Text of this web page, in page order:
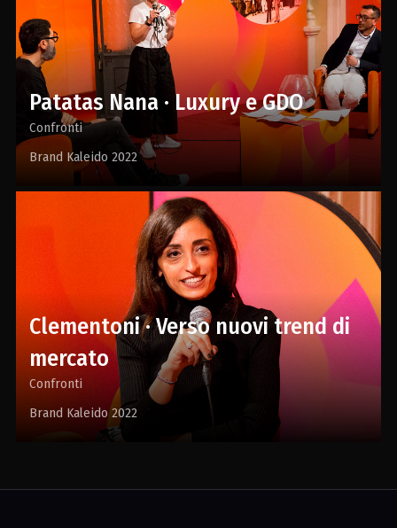
Patatas Nana · Luxury e GDO
Confronti
Brand Kaleido 2022
Clementoni · Verso nuovi trend di
mercato
Confronti
Brand Kaleido 2022